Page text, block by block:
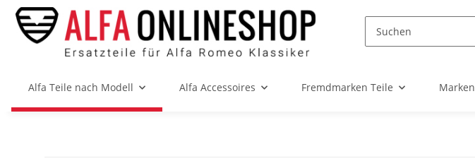
Alfa Teile nach Modell Alfa Accessoires Fremdmarken Teile Marken